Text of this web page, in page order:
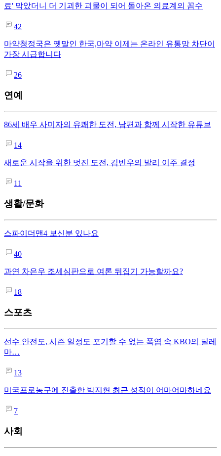
료' 막았더니 더 기괴한 괴물이 되어 돌아온 의료계의 꼼수
42
마약청정국은 옛말인 한국,마약 이제는 온라인 유통망 차단이
가장 시급합니다
26
연예
86세 배우 사미자의 유쾌한 도전, 남편과 함께 시작한 유튜브
14
새로운 시작을 위한 멋진 도전, 김빈우의 발리 이주 결정
11
생활/문화
스파이더맨4 보신분 있나요
40
과연 차은우 조세심판으로 여론 뒤집기 가능할까요?
18
스포츠
선수 안전도, 시즌 일정도 포기할 수 없는 폭염 속 KBO의 딜레
마…
13
미국프로농구에 진출한 박지현 최근 성적이 어마어마하네요
7
사회